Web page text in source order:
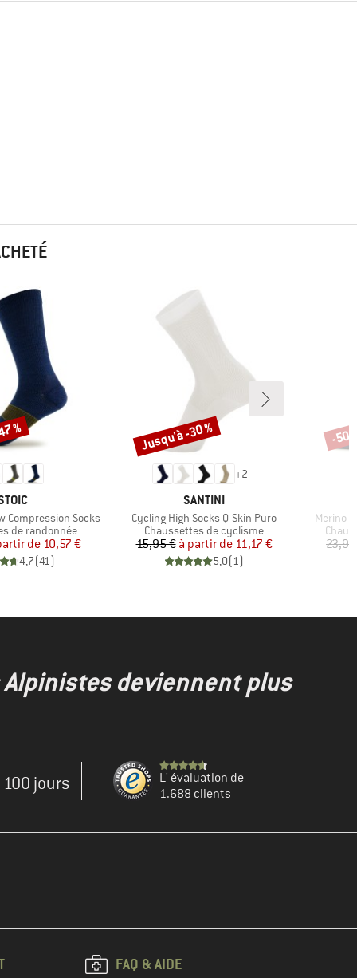
Compression Socks
de randonnée
Prix
Prix réduit
de 10,57 €
4,7(41)
%
+2
MARQUE
SANTINI
Article
Cycling High Socks Q-Skin Puro
Product group
Chaussettes de cyclisme
Prix
15,95 € Prix réduit
à partir de 11,17 €
5,0(1)
Remise
Jusqu'à -30 %
Article
Merino
-50
deviennent plus
100 jours
L' évaluation de
1.688 clients
FAQ & AIDE